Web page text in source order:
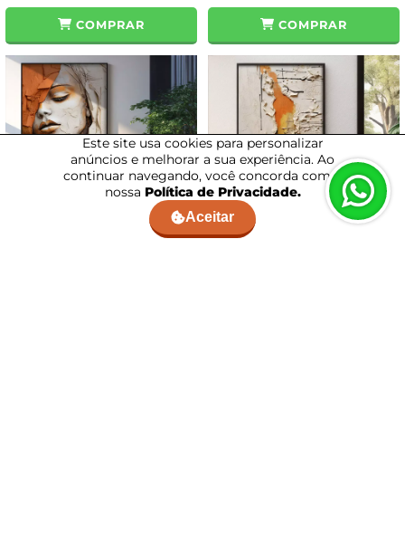
COMPRAR COMPRAR
Este site usa cookies para personalizar
anúncios e melhorar a sua experiência. Ao
continuar navegando, você concorda com a
nossa Política de Privacidade.
Aceitar